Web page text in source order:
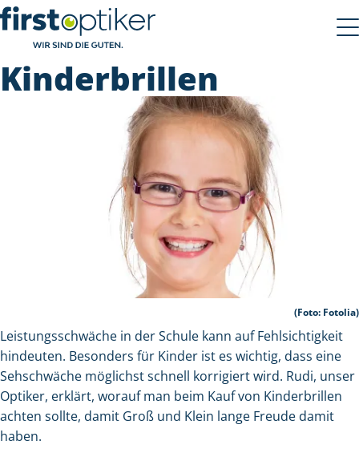
Kinderbrillen
(Foto: Fotolia)
Leistungsschwäche in der Schule kann auf Fehlsichtigkeit
hindeuten. Besonders für Kinder ist es wichtig, dass eine
Sehschwäche möglichst schnell korrigiert wird. Rudi, unser
Optiker, erklärt, worauf man beim Kauf von Kinderbrillen
achten sollte, damit Groß und Klein lange Freude damit
haben.